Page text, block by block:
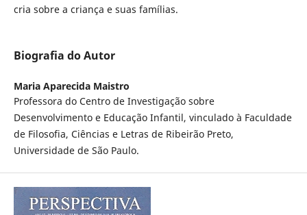
cria sobre a criança e suas famílias.
Biografia do Autor
Maria Aparecida Maistro
Professora do Centro de Investigação sobre
Desenvolvimento e Educação Infantil, vinculado à Faculdade
de Filosofia, Ciências e Letras de Ribeirão Preto,
Universidade de São Paulo.